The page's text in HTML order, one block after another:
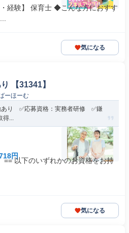
経験】 保育士 ◆こんな方におすす
気になる
【31341】
ーほーむ
り ✅応募資格：実務者研修 ✅鎌
得...
円
== 以下のいずれかのお資格をお持
気になる